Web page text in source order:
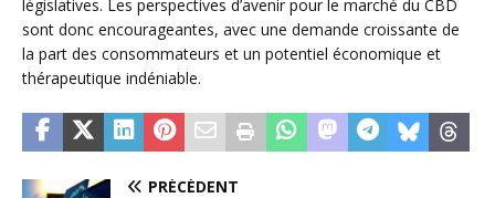
législatives. Les perspectives d’avenir pour le marché du CBD
sont donc encourageantes, avec une demande croissante de
la part des consommateurs et un potentiel économique et
thérapeutique indéniable.
PRÉCÉDENT